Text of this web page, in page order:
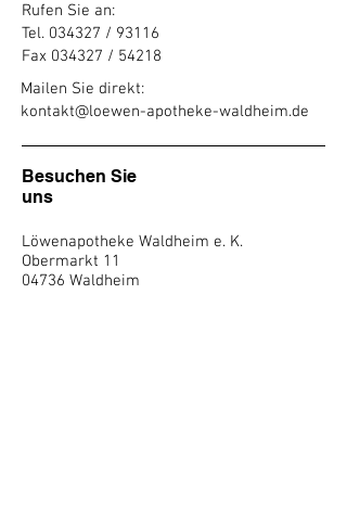
Rufen Sie an:
Tel. 034327 / 93116
Fax 034327 / 54218
Mailen Sie direkt:
kontakt@loewen-apotheke-waldheim.de
Besuchen Sie
uns
Löwenapotheke Waldheim e. K.
Obermarkt 11
04736 Waldheim